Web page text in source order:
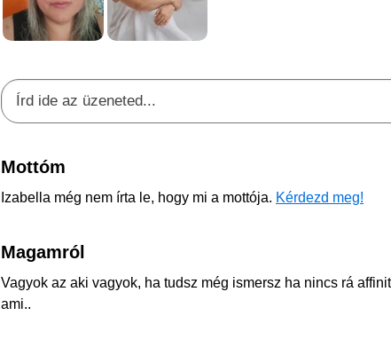
Mottóm
Izabella még nem írta le, hogy mi a mottója. Kérdezd meg!
Magamról
Vagyok az aki vagyok, ha tudsz még ismersz ha nincs rá
ami..